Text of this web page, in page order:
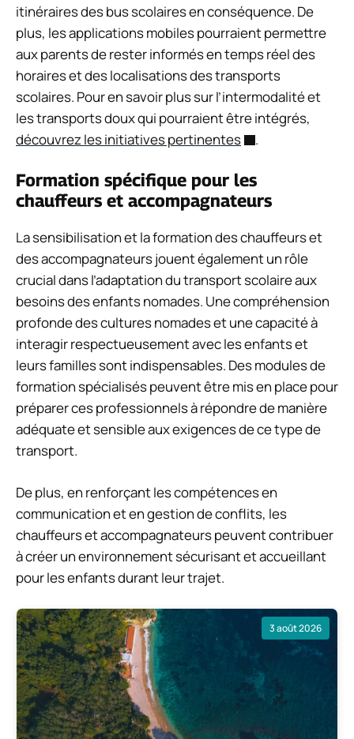
itinéraires des bus scolaires en conséquence. De
plus, les applications mobiles pourraient permettre
aux parents de rester informés en temps réel des
horaires et des localisations des transports
scolaires. Pour en savoir plus sur l’intermodalité et
les transports doux qui pourraient être intégrés,
découvrez les initiatives pertinentes
.
Formation spécifique pour les
chauffeurs et accompagnateurs
La sensibilisation et la formation des chauffeurs et
des accompagnateurs jouent également un rôle
crucial dans l’adaptation du transport scolaire aux
besoins des enfants nomades. Une compréhension
profonde des cultures nomades et une capacité à
interagir respectueusement avec les enfants et
leurs familles sont indispensables. Des modules de
formation spécialisés peuvent être mis en place pour
préparer ces professionnels à répondre de manière
adéquate et sensible aux exigences de ce type de
transport.
De plus, en renforçant les compétences en
communication et en gestion de conflits, les
chauffeurs et accompagnateurs peuvent contribuer
à créer un environnement sécurisant et accueillant
pour les enfants durant leur trajet.
3 août 2026